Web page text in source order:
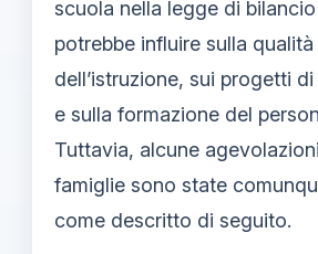
scuola nella legge di
potrebbe influire sulla qualità
dell’istruzione, sui progetti
e sulla formazione del
Tuttavia, alcune
famiglie sono state
come descritto di seguito.